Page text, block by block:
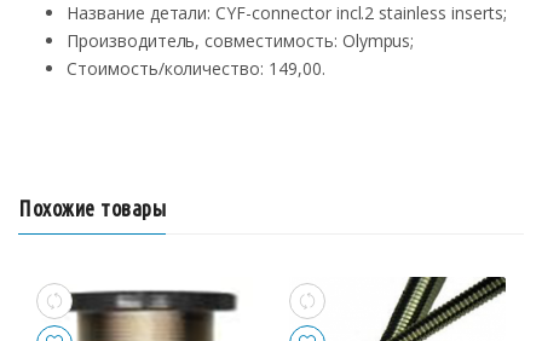
Название детали: CYF-connector incl.2 stainless inserts;
Производитель, совместимость: Olympus;
Стоимость/количество: 149,00.
Похожие товары